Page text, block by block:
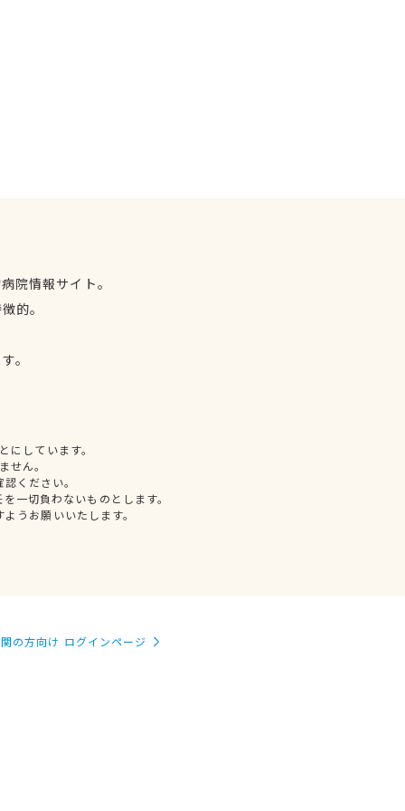
院情報サイト。
的。
。
しています。
せん。
ください。
一切負わないものとします。
うお願いいたします。
の方向け ログインページ